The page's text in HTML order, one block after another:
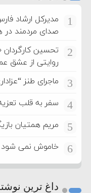
1
مدیرکل ارشاد
صدای مردمند در
2
تحسین کارگردان
روایتی از عشق
3 ماجرای طنز
4 سفر به قلب تعزیه لامرد
5 مریم همتیان
6 خاموش نمی شود
داغ ترین